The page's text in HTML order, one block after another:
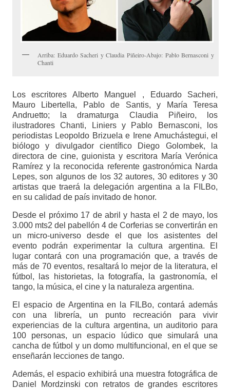
Arriba: Eduardo Sacheri y Claudia Piñeiro-Abajo: Pablo Bernasconi y
Chanti
Los escritores Alberto Manguel , Eduardo Sacheri,
Mauro Libertella, Pablo de Santis, y María Teresa
Andruetto; la dramaturga Claudia Piñeiro, los
ilustradores Chanti, Liniers y Pablo Bernasconi, los
periodistas Leopoldo Brizuela e Irene Amuchástegui, el
biólogo y divulgador científico Diego Golombek, la
directora de cine, guionista y escritora María Verónica
Ramírez y la reconocida referente gastronómica Narda
Lepes, son algunos de los 32 autores, 30 editores y 30
artistas que traerá la delegación argentina a la FILBo,
en su calidad de país invitado de honor.
Desde el próximo 17 de abril y hasta el 2 de mayo, los
3.000 mts2 del pabellón 4 de Corferias se convertirán en
un micro-universo desde el que los asistentes del
evento podrán experimentar la cultura argentina. El
lugar contará con una programación que, a través de
más de 70 eventos, resaltará lo mejor de la literatura, el
fútbol, las historietas, la fotografía, la gastronomía, el
tango, la música, el cine y la naturaleza argentina.
El espacio de Argentina en la FILBo, contará además
con una librería, un punto recreación para vivir
experiencias de la cultura argentina, un auditorio para
100 personas, un espacio lúdico que simulará una
cancha de fútbol y un domo multifuncional, en el que se
enseñarán lecciones de tango.
Además, el espacio exhibirá una muestra fotográfica de
Daniel Mordzinski con retratos de grandes escritores